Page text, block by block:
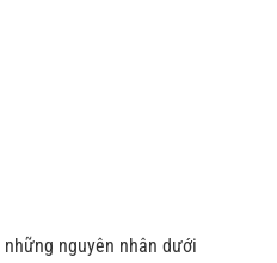
nguyên nhân dưới